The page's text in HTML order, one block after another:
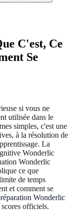
C'est, Ce
Se
si vous ne
utilisée dans le
simples, c'est une
à la résolution de
La
Wonderlic
Wonderlic
ce que
de temps
et comment se
Wonderlic
officiels.